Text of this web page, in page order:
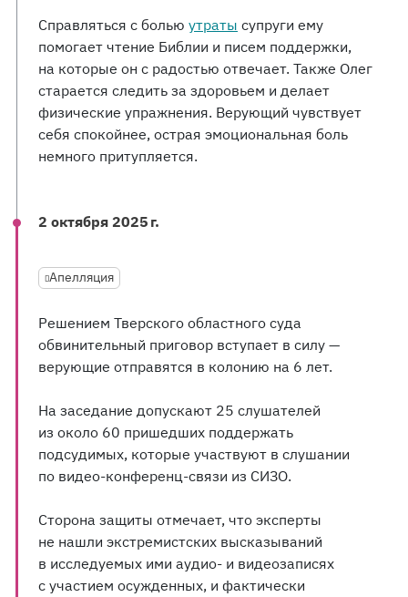
Справляться с болью утраты супруги ему
помогает чтение Библии и писем поддержки,
на которые он с радостью отвечает. Также Олег
старается следить за здоровьем и делает
физические упражнения. Верующий чувствует
себя спокойнее, острая эмоциональная боль
немного притупляется.
2 октября 2025 г.
Апелляция
Решением Тверского областного суда
обвинительный приговор вступает в силу —
верующие отправятся в колонию на 6 лет.
На заседание допускают 25 слушателей
из около 60 пришедших поддержать
подсудимых, которые участвуют в слушании
по видео-конференц-связи из СИЗО.
Сторона защиты отмечает, что эксперты
не нашли экстремистских высказываний
в исследуемых ими аудио- и видеозаписях
с участием осужденных, и фактически